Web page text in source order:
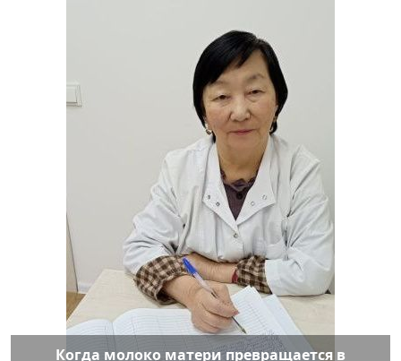
Когда молоко матери превращается в